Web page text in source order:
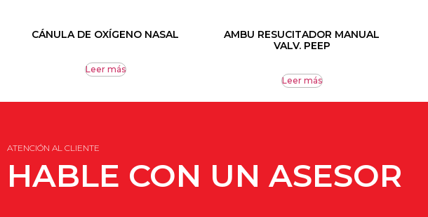
CÁNULA DE OXÍGENO NASAL
Leer más
AMBU RESUCITADOR MANUAL
VALV. PEEP
Leer más
ATENCIÓN AL CLIENTE
HABLE CON UN ASESOR